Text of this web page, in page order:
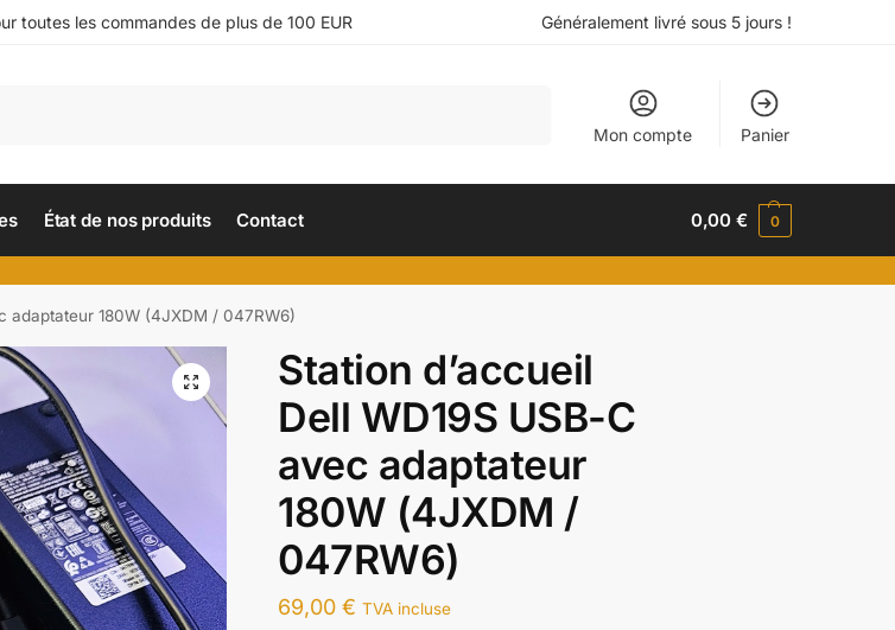
toutes les commandes de plus de 100 EUR Généralement livré sous 5 jours !
Mon compte Panier
État de nos produits Contact 0,00€ 0
adaptateur 180W (4JXDM / 047RW6)
Station d’accueil
Dell WD19S USB-C
avec adaptateur
180W (4JXDM /
047RW6)
69,00€ TVA incluse